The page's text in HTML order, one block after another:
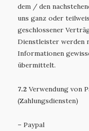
dem / den
uns ganz oder
geschlossener
Dienstleister werden
Informationen
übermittelt.
7.2 Verwendung von
(Zahlungsdiensten)
– Paypal